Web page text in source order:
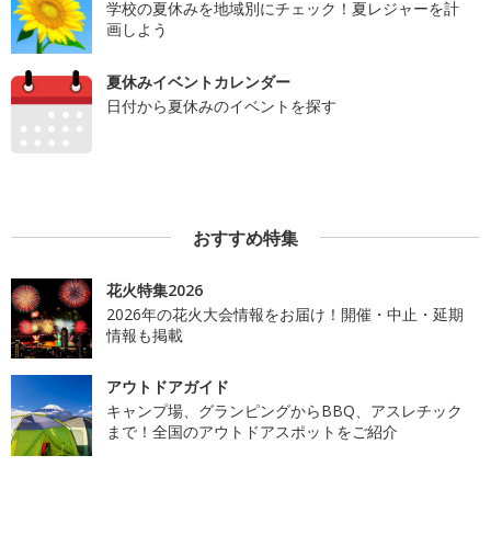
学校の夏休みを地域別にチェック！夏レジャーを計
画しよう
夏休みイベントカレンダー
日付から夏休みのイベントを探す
おすすめ特集
花火特集2026
2026年の花火大会情報をお届け！開催・中止・延期
情報も掲載
アウトドアガイド
キャンプ場、グランピングからBBQ、アスレチック
まで！全国のアウトドアスポットをご紹介